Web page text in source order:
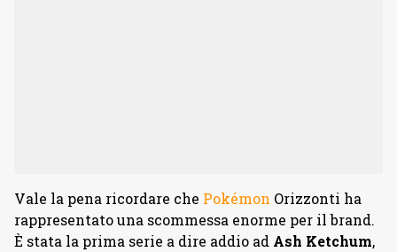
Vale la pena ricordare che Pokémon Orizzonti ha
rappresentato una scommessa enorme per il brand.
È stata la prima serie a dire addio ad Ash Ketchum,